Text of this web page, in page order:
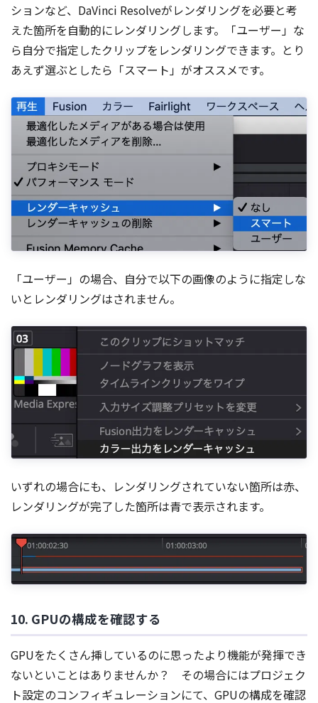
ションなど、DaVinci Resolveがレンダリングを必要と考
えた箇所を自動的にレンダリングします。「ユーザー」な
ら自分で指定したクリップをレンダリングできます。とり
あえず選ぶとしたら「スマート」がオススメです。
「ユーザー」の場合、自分で以下の画像のように指定しな
いとレンダリングはされません。
いずれの場合にも、レンダリングされていない箇所は赤、
レンダリングが完了した箇所は青で表示されます。
10. GPUの構成を確認する
GPUをたくさん挿しているのに思ったより機能が発揮でき
ないといことはありませんか？ その場合にはプロジェク
ト設定のコンフィギュレーションにて、GPUの構成を確認